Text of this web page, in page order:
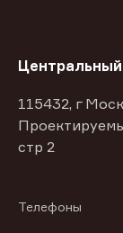
115432, г
стр 2
Телефоны